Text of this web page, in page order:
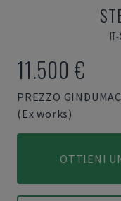
11.500 €
PREZZO GINDUMAC
(Ex works)
OTTIENI